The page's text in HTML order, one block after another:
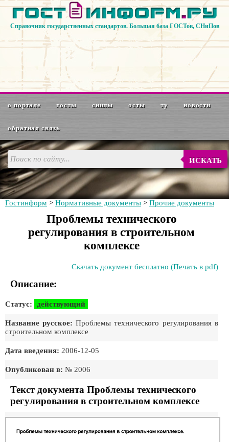
Справочник государственных стандартов. Большая база ГОСТов, СНиПов
о портале госты снипы осты ту новости
обратная связь
ИСКАТЬ
Гостинформ > Нормативные документы > Прочие документы
Проблемы технического
регулирования в строительном
комплексе
Скачать документ бесплатно (Печать в pdf)
Описание:
Статус: действующий
Название русское: Проблемы технического регулирования в
строительном комплексе
Дата введения: 2006-12-05
Опубликован в: № 2006
Текст документа Проблемы технического
регулирования в строительном комплексе